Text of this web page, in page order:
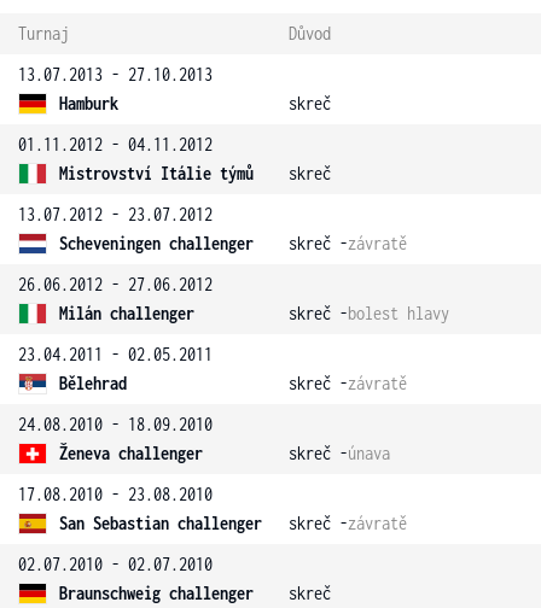
Turnaj
Důvod
13.07.2013 - 27.10.2013
Hamburk
skreč
01.11.2012 - 04.11.2012
Mistrovství Itálie týmů
skreč
13.07.2012 - 23.07.2012
Scheveningen challenger
skreč -závratě
26.06.2012 - 27.06.2012
Milán challenger
skreč -bolest hlavy
23.04.2011 - 02.05.2011
Bělehrad
skreč -závratě
24.08.2010 - 18.09.2010
Ženeva challenger
skreč -únava
17.08.2010 - 23.08.2010
San Sebastian challenger
skreč -závratě
02.07.2010 - 02.07.2010
Braunschweig challenger
skreč